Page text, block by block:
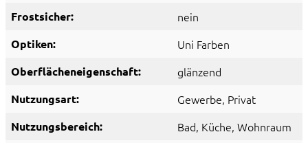
Frostsicher: nein
Optiken: Uni Farben
Oberflächeneigenschaft: glänzend
Nutzungsart: Gewerbe, Privat
Nutzungsbereich: Bad, Küche, Wohnraum